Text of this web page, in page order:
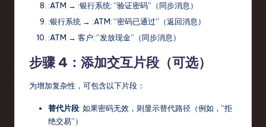
:ATM → :银行系统: “验证密码”（同步消息）
:银行系统 → :ATM: “密码已通过”（返回消息）
:ATM → 客户: “发放现金”（同步消息）
步骤 4：添加交互片段（可选）
为增加复杂性，可包含以下片段：
替代片段: 如果密码无效，则显示替代路径（例如，“拒
绝交易”）